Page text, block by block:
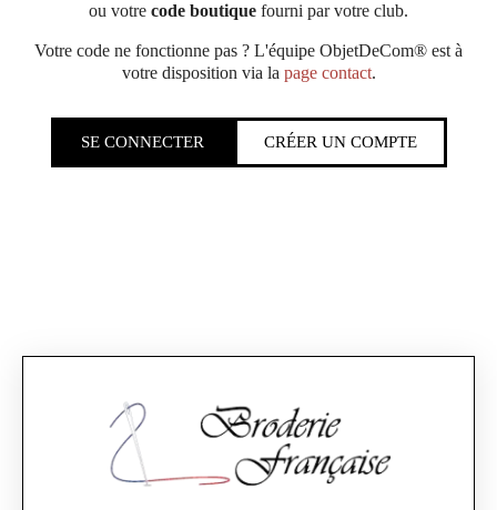
ou votre code boutique fourni par votre club.
Votre code ne fonctionne pas ? L'équipe ObjetDeCom® est à
votre disposition via la page contact.
SE CONNECTER CRÉER UN COMPTE